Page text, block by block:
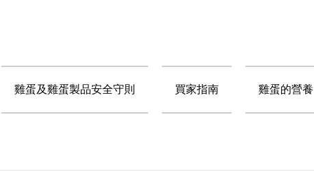
雞蛋及雞蛋製品安全守則 買家指南 雞蛋的營養